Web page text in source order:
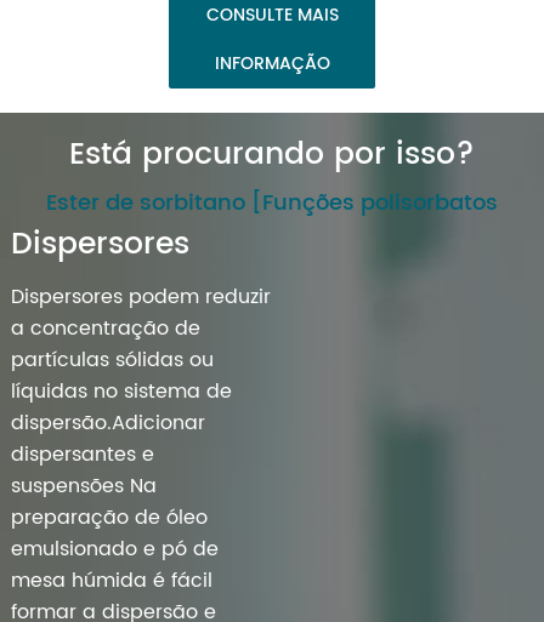
CONSULTE MAIS
INFORMAÇÃO
Está procurando por isso?
Ester de sorbitano [Funções polisorbatos
Dispersores
Dispersores podem reduzir
a concentração de
partículas sólidas ou
líquidas no sistema de
dispersão.Adicionar
dispersantes e
suspensões Na
preparação de óleo
emulsionado e pó de
mesa húmida é fácil
formar a dispersão e